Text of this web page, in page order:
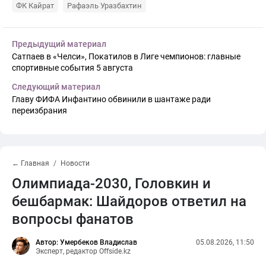
ФК Кайрат Рафаэль Уразбахтин
Предыдущий материал
Сатпаев в «Челси», Покатилов в Лиге чемпионов: главные
спортивные события 5 августа
Следующий материал
Главу ФИФА Инфантино обвинили в шантаже ради
переизбрания
← Главная Новости
Олимпиада-2030, Головкин и
бешбармак: Шайдоров ответил на
вопросы фанатов
Автор: Умербеков Владислав
Эксперт, редактор Offside.kz
05.08.2026, 11:50